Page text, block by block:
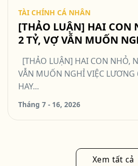
TÀI CHÍNH CÁ NHÂN
[THẢO LUẬN] HAI CON
2 TỶ, VỢ VẪN MUỐN
LƯƠNG 60 TRIỆU: ĐAM
MẠO HIỂM? #TCCN16
[THẢO LUẬN] HAI CON NHỎ,
VẪN MUỐN NGHỈ VIỆC
HAY...
Tháng 7 - 16, 2026
Xem tất cả